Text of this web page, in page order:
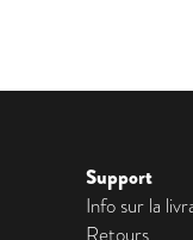
Support
Info sur la
Retours